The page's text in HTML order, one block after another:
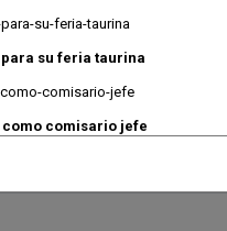
su feria taurina
comisario jefe